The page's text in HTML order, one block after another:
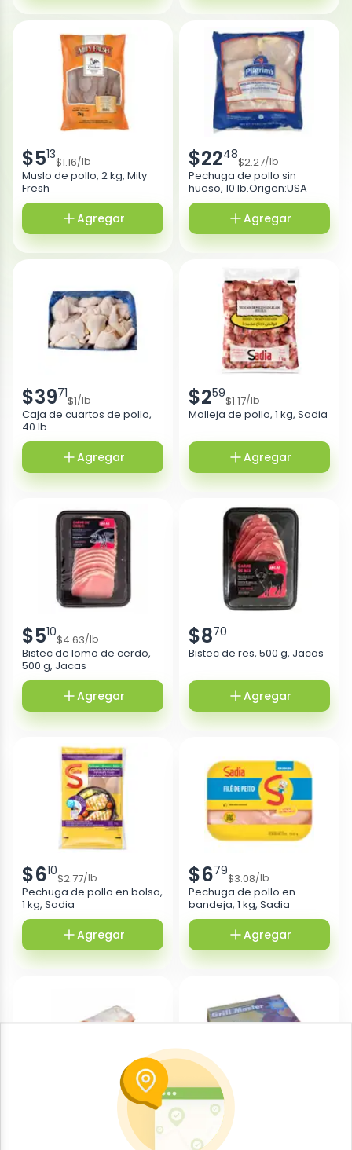
$513$1.16/lb
Muslo de pollo, 2 kg, Mity
Fresh
Agregar
$2248$2.27/lb
Pechuga de pollo sin
hueso, 10 lb.Origen:USA
Agregar
$3971$1/lb
Caja de cuartos de pollo,
40 lb
Agregar
$259$1.17/lb
Molleja de pollo, 1 kg, Sadia
Agregar
$510$4.63/lb
Bistec de lomo de cerdo,
500 g, Jacas
Agregar
$870
Bistec de res, 500 g, Jacas
Agregar
$610$2.77/lb
Pechuga de pollo en bolsa,
1 kg, Sadia
Agregar
$679$3.08/lb
Pechuga de pollo en
bandeja, 1 kg, Sadia
Agregar
Lomo de cerdo, de mas de
1571 $
Hamburguesas de res, 5 lb,
NTC